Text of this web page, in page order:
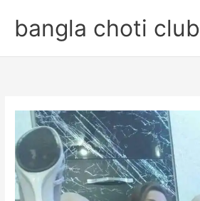
contentbangla choti club